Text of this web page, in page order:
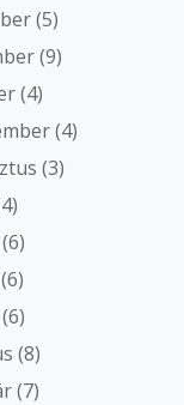
(5)
(9)
(4)
(4)
(3)
(6)
(6)
(6)
(8)
(7)